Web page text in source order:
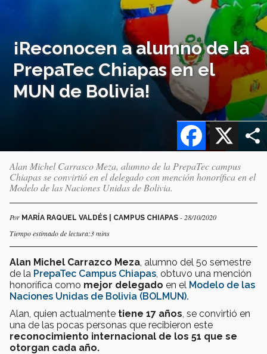
¡Reconocen a alumno de la
PrepaTec Chiapas en el
MUN de Bolivia!
X
Facebook
Alan Michel Carrasco Meza, alumno de la PrepaTec campus
Chiapas se convirtió en el delegado con mención honorífica en el
Modelo de las Naciones Unidas de Bolivia.
Por MARÍA RAQUEL VALDÉS | CAMPUS CHIAPAS - 28/10/2020
Tiempo estimado de lectura:3 mins
Alan Michel Carrazco Meza , alumno del 5o semestre
de la PrepaTec Campus Chiapas , obtuvo una mención
honorífica como mejor delegado en el Modelo de las
Naciones Unidas de Bolivia (BOLMUN).
Alan, quien actualmente tiene 17 años , se convirtió en
una de las pocas personas que recibieron este
reconocimiento internacional de los 51 que se
otorgan cada año.